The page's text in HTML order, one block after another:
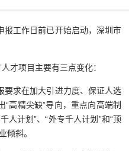
报工作日前已开始启动，深圳市
才项目主要有三点变化：
要求在加大引进力度、保证人选
高精尖缺”导向，重点向高端制
人计划”、“外专千人计划”和“顶
倾斜。